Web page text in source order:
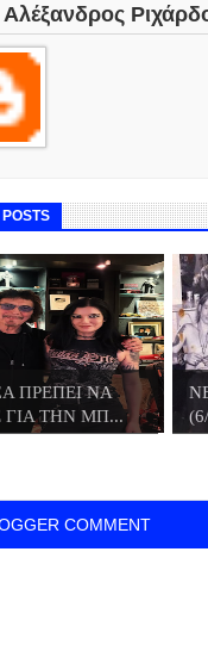
Αλέξανδρος
ΠΡΕΠΕΙ ΝΑ
ΓΙΑ ΤΗΝ ΜΠ...
COMMENT